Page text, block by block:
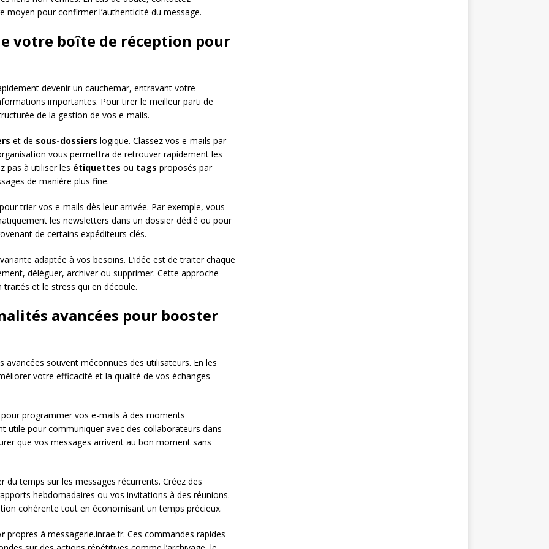
moyen pour confirmer l’authenticité du message.
votre boîte de réception pour
devenir un cauchemar, entravant votre
importantes. Pour tirer le meilleur parti de
de la gestion de vos e-mails.
et de sous-dossiers logique. Classez vos e-mails par
vous permettra de retrouver rapidement les
pas à utiliser les étiquettes ou tags proposés par
de manière plus fine.
trier vos e-mails dès leur arrivée. Par exemple, vous
les newsletters dans un dossier dédié ou pour
de certains expéditeurs clés.
adaptée à vos besoins. L’idée est de traiter chaque
déléguer, archiver ou supprimer. Cette approche
traités et le stress qui en découle.
avancées pour booster
souvent méconnues des utilisateurs. En les
votre efficacité et la qualité de vos échanges
programmer vos e-mails à des moments
utile pour communiquer avec des collaborateurs dans
que vos messages arrivent au bon moment sans
du temps sur les messages récurrents. Créez des
hebdomadaires ou vos invitations à des réunions.
cohérente tout en économisant un temps précieux.
propres à messagerie.inrae.fr. Ces commandes rapides